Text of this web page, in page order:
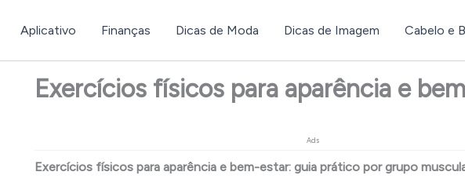
Aplicativo Finanças Dicas de Moda Dicas de Imagem Cabelo e
Exercícios físicos para aparência e
Ads
Exercícios físicos para aparência e bem-estar: guia prático por grupo